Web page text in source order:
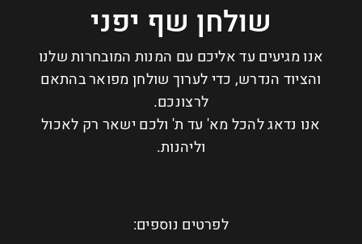
שולחן שף יפני
אנו מגיעים עד אליכם עם המנות המובחרות שלנו
והציוד הנדרש, כדי לערוך שולחן מפואר בהתאם
לרצונכם.
אנו נדאג להכל מא' עד ת' ולכם ישאר רק לאכול
וליהנות.
לפרטים נוספים: